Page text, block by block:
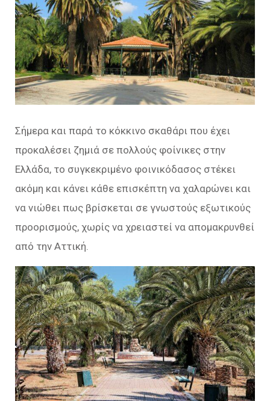
Σήμερα και παρά το κόκκινο σκαθάρι που έχει
προκαλέσει ζημιά σε πολλούς φοίνικες στην
Ελλάδα, το συγκεκριμένο φοινικόδασος στέκει
ακόμη και κάνει κάθε επισκέπτη να χαλαρώνει και
να νιώθει πως βρίσκεται σε γνωστούς εξωτικούς
προορισμούς, χωρίς να χρειαστεί να απομακρυνθεί
από την Αττική.